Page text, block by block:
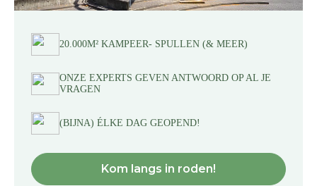
20.000M² KAMPEER- SPULLEN (& MEER)
ONZE EXPERTS GEVEN ANTWOORD OP AL JE
VRAGEN
(BIJNA) ÉLKE DAG GEOPEND!
Kom langs in roden!